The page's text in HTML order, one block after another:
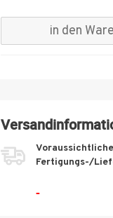
in den
Fertigungs-/
-